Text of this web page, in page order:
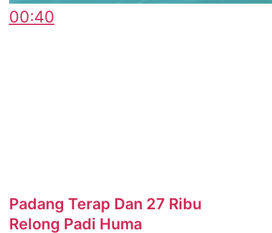
00:40
Padang Terap Dan 27 Ribu
Relong Padi Huma